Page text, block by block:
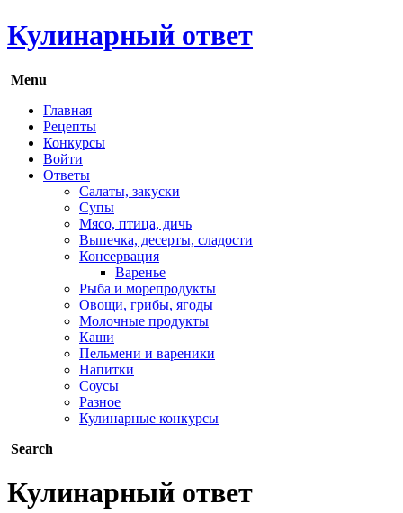
Кулинарный ответ
Menu
Главная
Рецепты
Конкурсы
Войти
Ответы
Салаты, закуски
Супы
Мясо, птица, дичь
Выпечка, десерты, сладости
Консервация
Варенье
Рыба и морепродукты
Овощи, грибы, ягоды
Молочные продукты
Каши
Пельмени и вареники
Напитки
Соусы
Разное
Кулинарные конкурсы
Search
Кулинарный ответ